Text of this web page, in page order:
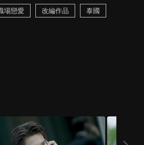
場戀愛 改編作品 泰國